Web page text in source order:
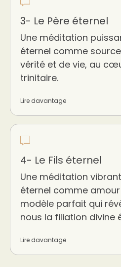
3- Le Père éternel
Une méditation
éternel comme
vérité et de vie, au
trinitaire.
Lire davantage
4- Le Fils éternel
Une méditation
éternel comme
modèle parfait qui
nous la filiation divine
Lire davantage